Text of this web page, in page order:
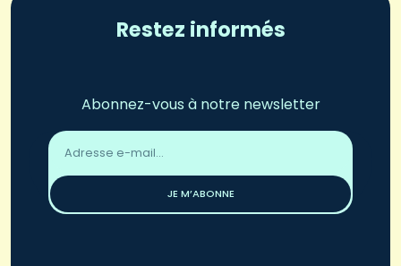
Restez informés
Abonnez-vous à notre newsletter
Adresse
email
JE M’ABONNE